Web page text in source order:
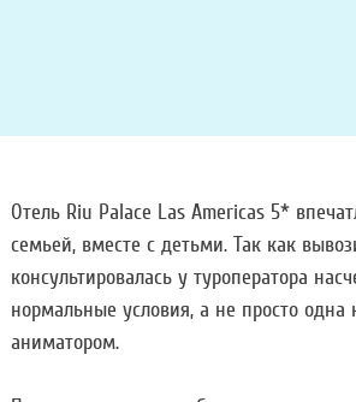
Отель Riu Palace Las Americas 5*
семьей, вместе с детьми. Так как
консультировалась у туроператора
нормальные условия, а не просто
аниматором.